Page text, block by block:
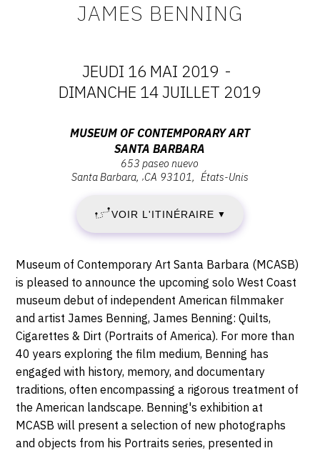
CONTACT
CGV
SUIVEZ-NOUS
INSTAGRAM
JAMES BENNING
DATES
:
JEUDI
16
MAI
-
DIMANCHE
14
JUILLET
2019
JEUDI 16 MAI 2019 -
DIMANCHE 14 JUILLET 2019
Barbara,
653
Paseo
Nuevo,
93101
Santa
Barbara
MUSEUM OF CONTEMPORARY ART
SANTA BARBARA
653 paseo nuevo
Santa Barbara ,CA 93101 États-Unis
VOIR L'ITINÉRAIRE ▼
Description,
horaires...
Museum of Contemporary Art Santa Barbara (MCASB)
is pleased to announce the upcoming solo West Coast
museum debut of independent American filmmaker
and artist James Benning, James Benning: Quilts,
Cigarettes & Dirt (Portraits of America). For more than
40 years exploring the film medium, Benning has
engaged with history, memory, and documentary
traditions, often encompassing a rigorous treatment of
the American landscape. Benning's exhibition at
MCASB will present a selection of new photographs
and objects from his Portraits series, presented in